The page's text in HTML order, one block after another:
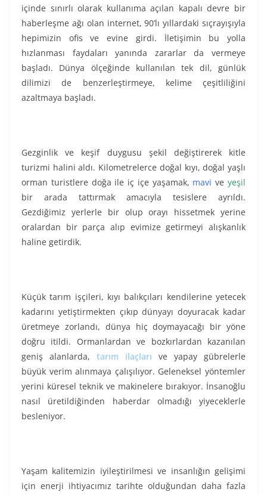
içinde sınırlı olarak kullanıma açılan kapalı devre bir
haberleşme ağı olan internet, 90’lı yıllardaki sıçrayışıyla
hepimizin ofis ve evine girdi. İletişimin bu yolla
hızlanması faydaları yanında zararlar da vermeye
başladı. Dünya ölçeğinde kullanılan tek dil, günlük
dilimizi de benzerleştirmeye, kelime çeşitliliğini
azaltmaya başladı.
Gezginlik ve keşif duygusu şekil değiştirerek kitle
turizmi halini aldı. Kilometrelerce doğal kıyı, doğal yaşlı
orman turistlere doğa ile iç içe yaşamak, mavi veyeşil
bir arada tattırmak amacıyla tesislere ayrıldı.
Gezdiğimiz yerlerle bir olup orayı hissetmek yerine
oralardan bir parça alıp evimize getirmeyi alışkanlık
haline getirdik.
Küçük tarım işçileri, kıyı balıkçıları kendilerine yetecek
kadarını yetiştirmekten çıkıp dünyayı doyuracak kadar
üretmeye zorlandı, dünya hiç doymayacağı bir yöne
doğru itildi. Ormanlardan ve bozkırlardan kazanılan
geniş alanlarda, tarım ilaçları ve yapay gübrelerle
büyük verim alınmaya çalışılıyor. Geleneksel yöntemler
yerini küresel teknik ve makinelere bırakıyor. İnsanoğlu
nasıl üretildiğinden haberdar olmadığı yiyeceklerle
besleniyor.
Yaşam kalitemizin iyileştirilmesi ve insanlığın gelişimi
için enerji ihtiyacımız tarihte olduğundan daha fazla